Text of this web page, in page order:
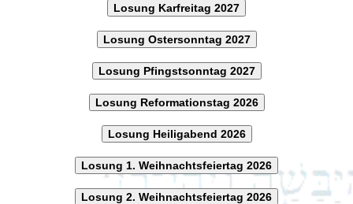
Losung Karfreitag 2027
Losung Ostersonntag 2027
Losung Pfingstsonntag 2027
Losung Reformationstag 2026
Losung Heiligabend 2026
Losung 1. Weihnachtsfeiertag 2026
Losung 2. Weihnachtsfeiertag 2026